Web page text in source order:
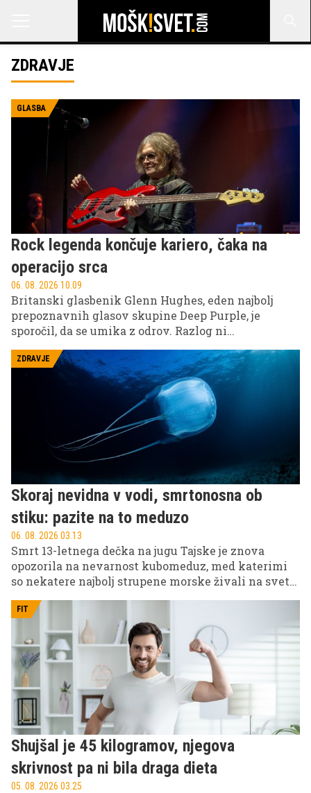
ZDRAVJE
GLASBA
Rock legenda končuje kariero, čaka na
operacijo srca
06. 08. 2026 10.09
Britanski glasbenik Glenn Hughes, eden najbolj
prepoznavnih glasov skupine Deep Purple, je
sporočil, da se umika z odrov. Razlog ni
zdravstveno stanje. Zdravniki so mu po vrsti
pregledov priporočili novo operacijo srca, zato je
nastopanje postavil na stranski tir.
ZDRAVJE
Skoraj nevidna v vodi, smrtonosna ob
stiku: pazite na to meduzo
06. 08. 2026 03.13
Smrt 13-letnega dečka na jugu Tajske je znova
opozorila na nevarnost kubomeduz, med katerimi
so nekatere najbolj strupene morske živali na svetu.
Dečka je med plavanjem pri plaži Ban Fai Tha
opekla ta nevarna meduza, zaradi česar so oblasti
poostrile opozorila za kopalce.
FIT
Shujšal je 45 kilogramov, njegova
skrivnost pa ni bila draga dieta
05. 08. 2026 03.25